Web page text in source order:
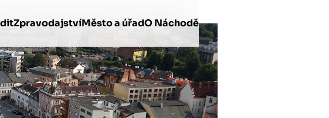
ZpravodajstvíMěsto a úřadO Náchodě